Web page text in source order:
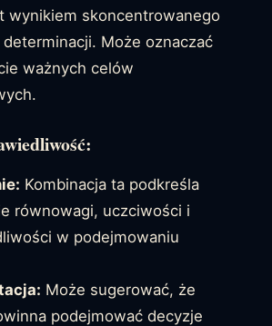
wynikiem skoncentrowanego
determinacji. Może oznaczać
ważnych celów
Kombinacja ta podkreśla
równowagi, uczciwości i
w podejmowaniu
Może sugerować, że
podejmować decyzje